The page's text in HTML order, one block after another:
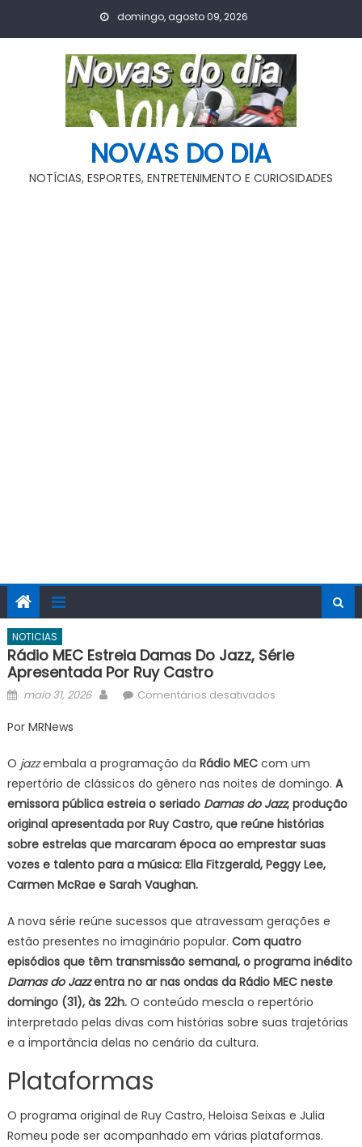
domingo, agosto 09, 2026
NOVAS DO DIA
NOTÍCIAS, ESPORTES, ENTRETENIMENTO E CURIOSIDADES
NOTICIAS
Rádio MEC Estreia Damas Do Jazz, Série
Apresentada Por Ruy Castro
Posted
maio 31, 2026 AuthorComentários desativadosem
Damas
do
Jazz,
série
apresentada
por
Por MRNews
O jazzembala a programação da Rádio MECcom um
repertório de clássicos do gênero nas noites de domingo. A
emissora pública estreia o seriado Damas do Jazz, produção
original apresentada por Ruy Castro, que reúne histórias
sobre estrelas que marcaram época ao emprestar suas
vozes e talento para a música: Ella Fitzgerald, Peggy Lee,
Carmen McRae e Sarah Vaughan.
A nova série reúne sucessos que atravessam gerações e
estão presentes no imaginário popular. Com quatro
episódios que têm transmissão semanal, o programa inédito
Damas do Jazzentra no ar nas ondas da Rádio MEC neste
domingo (31), às 22h.O conteúdo mescla o repertório
interpretado pelas divas com histórias sobre suas trajetórias
e a importância delas no cenário da cultura.
Plataformas
O programa original de Ruy Castro, Heloisa Seixas e Julia
Romeu pode ser acompanhado em várias plataformas.